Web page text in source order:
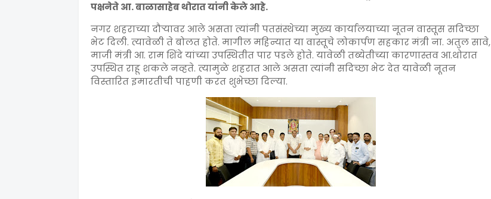
पक्षनेते आ. बाळासाहेब थोरात यांनी केले आहे.
नगर शहराच्या दौऱ्यावर आले असता त्यांनी पतसंस्थेच्या मुख्य कार्यालयाच्या नूतन वास्तूस सदिच्छा
भेट दिली. त्यावेळी ते बोलत होते. मागील महिन्यात या वास्तूचे लोकार्पण सहकार मंत्री ना. अतुल सावे,
माजी मंत्री आ. राम शिंदे यांच्या उपस्थितीत पार पडले होते. यावेळी तब्येतीच्या कारणास्तव आ.थोरात
उपस्थित राहू शकले नव्हते. त्यामुळे शहरात आले असता त्यांनी सदिच्छा भेट देत यावेळी नूतन
विस्तारित इमारतीची पाहणी करत शुभेच्छा दिल्या.